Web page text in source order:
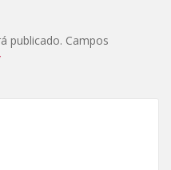
publicado. Campos